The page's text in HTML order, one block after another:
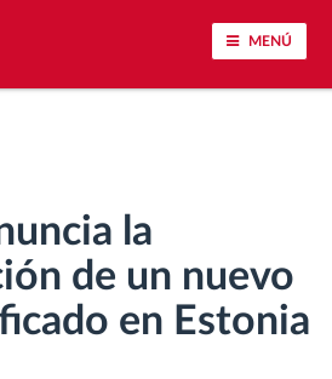
MENÚ
en la conducción
de conducción
la
de un nuevo
en Estonia